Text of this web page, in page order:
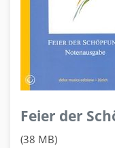
Feier der
(38 MB)